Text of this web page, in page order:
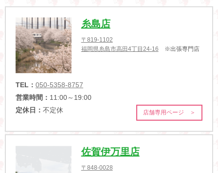
糸島店
〒819-1102
福岡県糸島市高田4丁目24-16 ※出張専門店
TEL： 050-5358-8757
営業時間： 11:00～19:00
定休日： 不定休 店舗専用ページ ＞
佐賀伊万里店
〒848-0028